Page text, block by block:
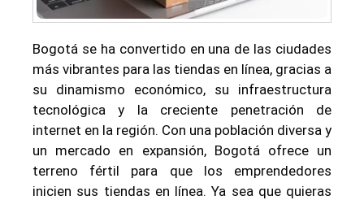
Bogotá se ha convertido en una de las ciudades
más vibrantes para las tiendas en línea, gracias a
su dinamismo económico, su infraestructura
tecnológica y la creciente penetración de
internet en la región. Con una población diversa y
un mercado en expansión, Bogotá ofrece un
terreno fértil para que los emprendedores
inicien sus tiendas en línea. Ya sea que quieras